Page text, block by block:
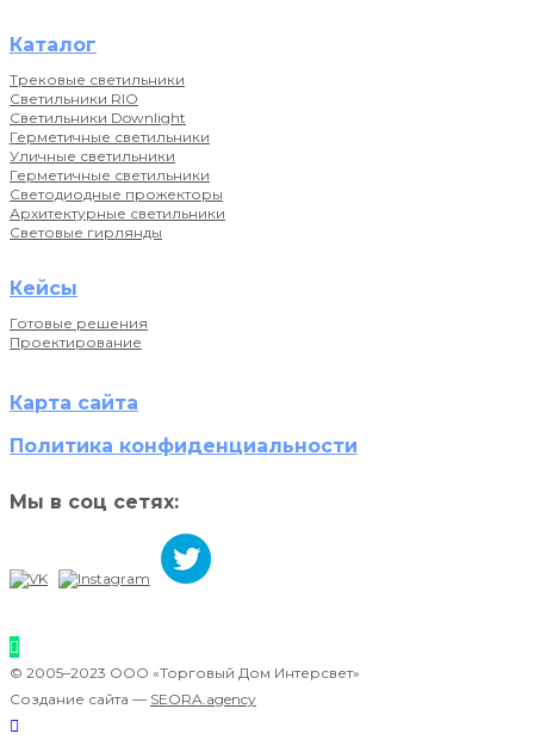
Каталог
Трековые светильники
Светильники RIO
Светильники Downlight
Герметичные светильники
Уличные светильники
Герметичные светильники
Светодиодные прожекторы
Архитектурные светильники
Световые гирлянды
Кейсы
Готовые решения
Проектирование
Карта сайта
Политика конфиденциальности
Мы в соц сетях:
© 2005–2023 ООО «Торговый Дом Интерсвет»
Создание сайта — SEORA.agency